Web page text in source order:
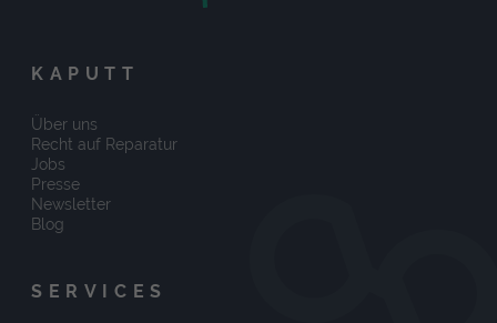
KAPUTT
Über uns
Recht auf Reparatur
Jobs
Presse
Newsletter
Blog
SERVICES